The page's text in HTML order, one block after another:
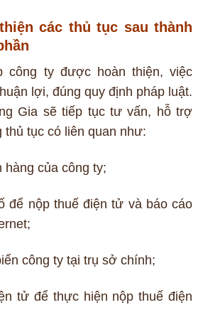
các thủ tục sau thành
công ty được hoàn thiện, việc
lợi, đúng quy định pháp luật.
Gia sẽ tiếp tục tư vấn, hỗ trợ
thủ tục có liên quan như:
hàng của công ty;
để nộp thuế điện tử và báo cáo
công ty tại trụ sở chính;
tử để thực hiện nộp thuế điện